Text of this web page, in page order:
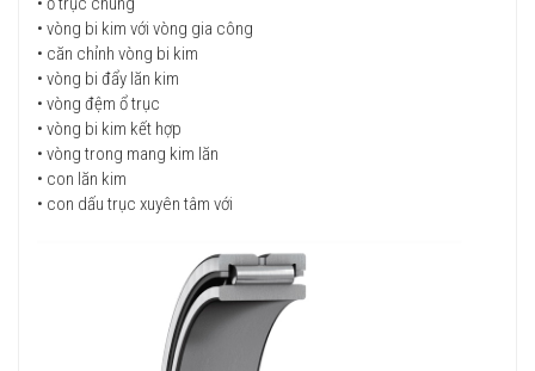
• vòng bi kim với vòng gia công
• căn chỉnh vòng bi kim
• vòng bi đẩy lăn kim
• vòng đệm ổ trục
• vòng bi kim kết hợp
• vòng trong mang kim lăn
• con lăn kim
• con dấu trục xuyên tâm với